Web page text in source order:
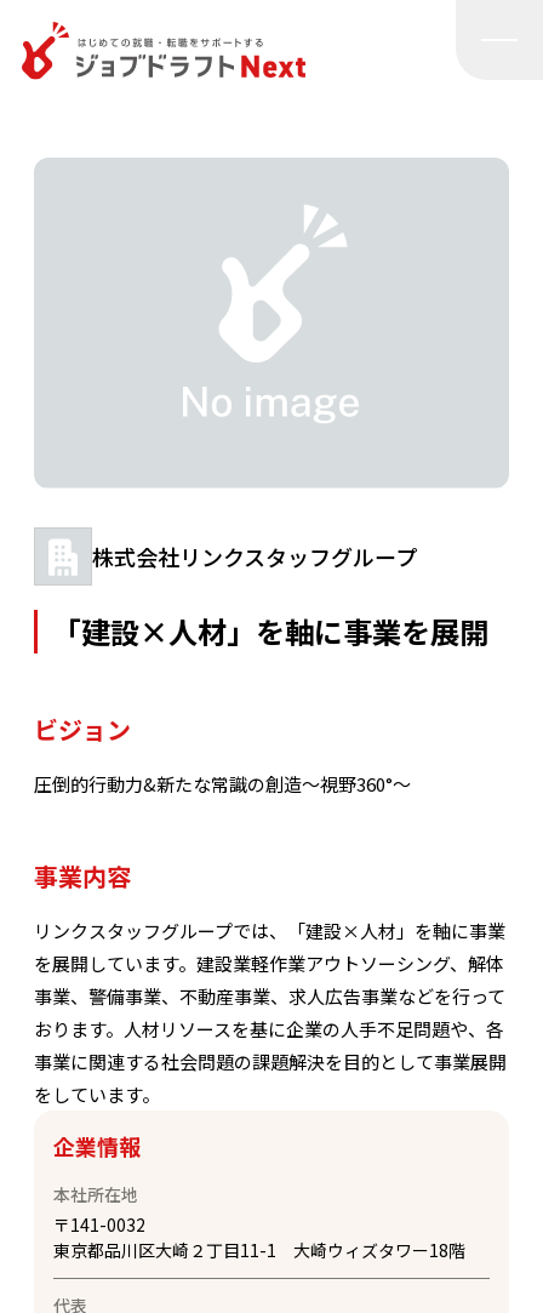
株式会社リンクスタッフグループ
「建設×人材」を軸に事業を展開
ビジョン
圧倒的行動力&新たな常識の創造〜視野360°〜
事業内容
リンクスタッフグループでは、「建設×人材」を軸に事業
を展開しています。建設業軽作業アウトソーシング、解体
事業、警備事業、不動産事業、求人広告事業などを行って
おります。人材リソースを基に企業の人手不足問題や、各
事業に関連する社会問題の課題解決を目的として事業展開
をしています。
企業情報
本社所在地
〒141-0032
東京都品川区大崎２丁目11-1 大崎ウィズタワー18階
代表